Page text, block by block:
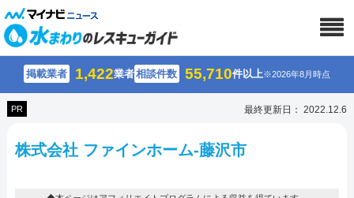
掲載業者 1,422業者相談件数 55,710件以上※2026年8月時点
PR 最終更新日： 2022.12.6
株式会社 ファインホーム-藤沢市